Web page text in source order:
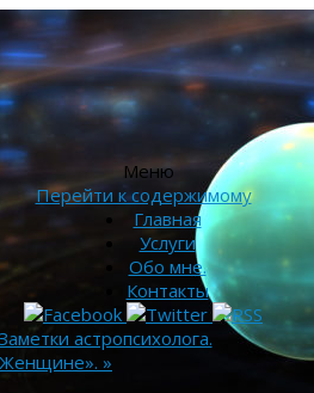
Меню
Перейти к содержимому
Главная
Услуги
Обо мне.
Контакты
астропсихолога.
»